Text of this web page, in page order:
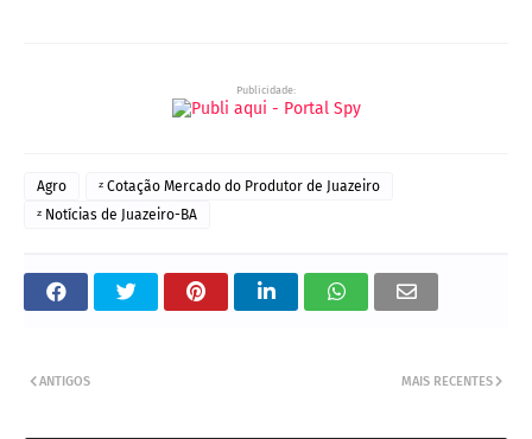
Publicidade:
Agro
ᶻ Cotação Mercado do Produtor de Juazeiro
ᶻ Notícias de Juazeiro-BA
MAIS RECENTES
ANTIGOS